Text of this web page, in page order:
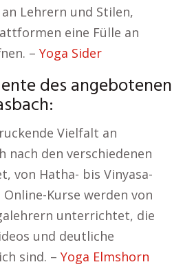
Lehrern und Stilen,
eine Fülle an
– Yoga Sider
des angebotenen
Vielfalt an
nach den verschiedenen
von Hatha- bis Vinyasa-
Online-Kurse werden von
unterrichtet, die
und deutliche
sind. – Yoga Elmshorn